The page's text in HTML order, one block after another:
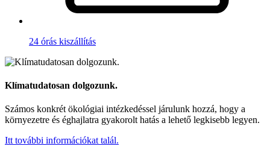
24 órás kiszállítás
Klímatudatosan dolgozunk.
Számos konkrét ökológiai intézkedéssel járulunk hozzá, hogy a
környezetre és éghajlatra gyakorolt hatás a lehető legkisebb legyen.
Itt további információkat talál.